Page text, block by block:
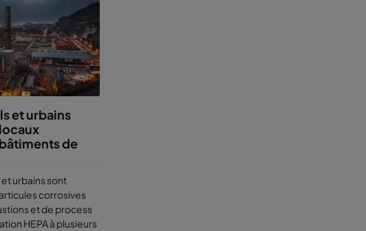
à améliorer vos
coût du cycle de vie
et urbains
de
urbains sont
corrosives
et de process
HEPA à plusieurs